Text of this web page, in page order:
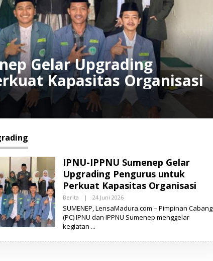
Gelar Upgrading
Kapasitas Organisasi
IPNU-IPPNU Sumenep Gelar
Upgrading Pengurus untuk
Perkuat Kapasitas Organisasi
Berita | 24 Juni 2026O
E
H
SUMENEP, LensaMadura.com – Pimpinan Cabang
(PC) IPNU dan IPPNU Sumenep menggelar
kegiatan